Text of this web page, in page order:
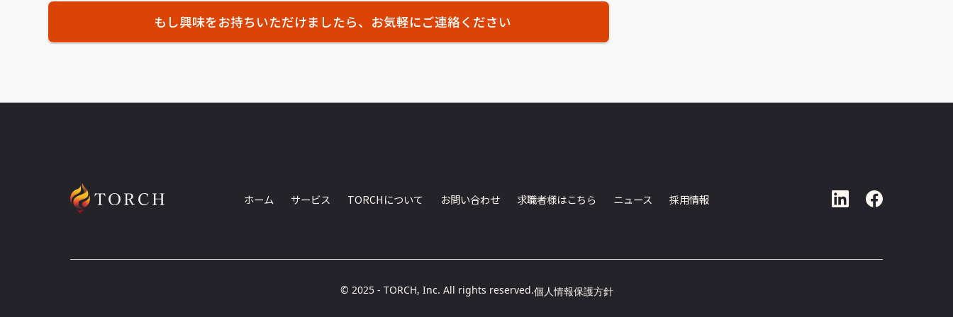
もし興味をお持ちいただけましたら、お気軽にご連絡ください
ホーム サービス TORCHについて お問い合わせ 求職者様はこちら ニュース 採用情報
© 2025 - TORCH, Inc. All rights reserved.個人情報保護方針